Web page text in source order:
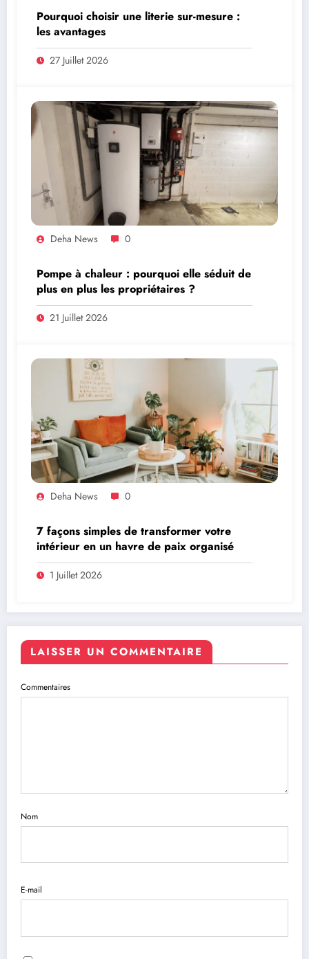
Pourquoi choisir une literie sur-mesure :
les avantages
27 Juillet 2026
Deha News 0
Pompe à chaleur : pourquoi elle séduit de
plus en plus les propriétaires ?
21 Juillet 2026
Deha News 0
7 façons simples de transformer votre
intérieur en un havre de paix organisé
1 Juillet 2026
LAISSER UN COMMENTAIRE
Commentaires
Nom
E-mail